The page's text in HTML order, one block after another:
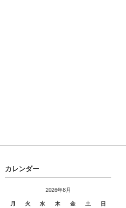
カレンダー
2026年8月
月 火 水 木 金 土 日